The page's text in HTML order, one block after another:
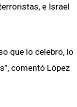
e Israel
que lo celebro, lo
comentó López